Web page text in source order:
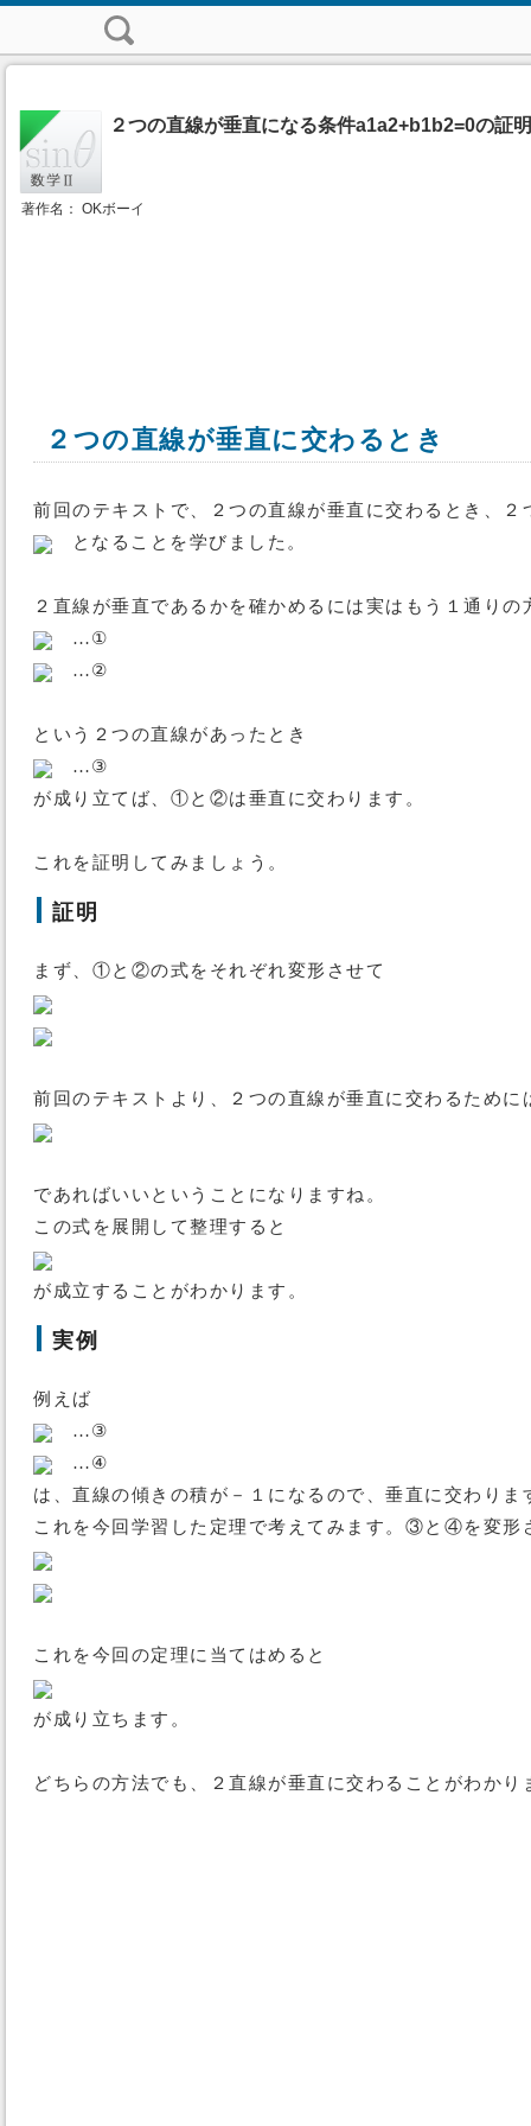
２つの直線が垂直になる条件a1a2+b1b2=0の証明
著作名： OKボーイ
２つの直線が垂直に交わるとき
前回のテキストで、２つの直線が垂直に交わるとき、２
となることを学びました。
２直線が垂直であるかを確かめるには実はもう１通りの
…①
…②
という２つの直線があったとき
…③
が成り立てば、①と②は垂直に交わります。
これを証明してみましょう。
証明
まず、①と②の式をそれぞれ変形させて
前回のテキストより、２つの直線が垂直に交わるため
であればいいということになりますね。
この式を展開して整理すると
が成立することがわかります。
実例
例えば
…③
…④
は、直線の傾きの積が－１になるので、垂直に交わりま
これを今回学習した定理で考えてみます。③と④を変形
これを今回の定理に当てはめると
が成り立ちます。
どちらの方法でも、２直線が垂直に交わることがわかり